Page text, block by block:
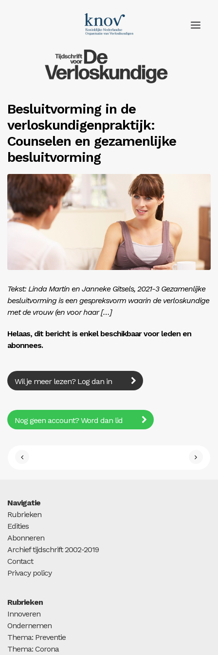
Edities
Abonneren
Knov.nl
Contact
Besluitvorming in de
verloskundigenpraktijk:
Counselen en gezamenlijke
besluitvorming
Tekst: Linda Martin en Janneke Gitsels, 2021-3 Gezamenlijke
besluitvorming is een gespreksvorm waarin de verloskundige
met de vrouw (en voor haar […]
Helaas, dit bericht is enkel beschikbaar voor leden en
abonnees.
Wil je meer lezen? Log dan in
Nog geen account? Word dan lid
Navigatie
Rubrieken
Edities
Abonneren
Archief tijdschrift 2002-2019
Contact
Privacy policy
Rubrieken
Innoveren
Ondernemen
Thema: Preventie
Thema: Corona